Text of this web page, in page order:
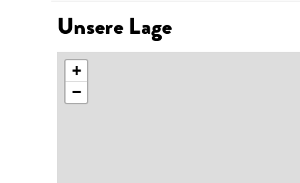
Unsere Lage
+
−